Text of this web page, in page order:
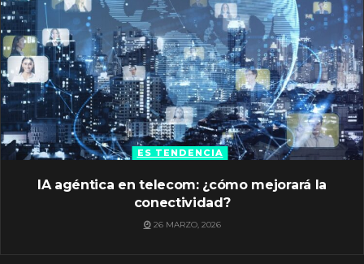
ES TENDENCIA
IA agéntica en telecom: ¿cómo mejorará la
conectividad?
26 MARZO, 2026